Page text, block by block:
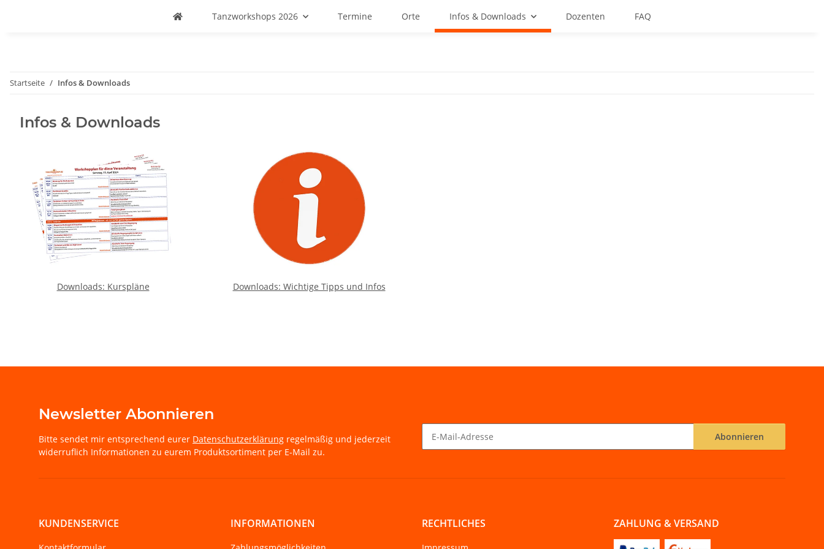
Tanzworkshops 2026 Termine Orte Infos & Downloads Dozenten FAQ
Startseite Infos & Downloads
Infos & Downloads
Downloads: Kurspläne Downloads: Wichtige Tipps und Infos
Newsletter Abonnieren
Bitte sendet mir entsprechend eurer Datenschutzerklärung regelmäßig und jederzeit
widerruflich Informationen zu eurem Produktsortiment per E-Mail zu.
Abonnieren
KUNDENSERVICE INFORMATIONEN RECHTLICHES ZAHLUNG & VERSAND